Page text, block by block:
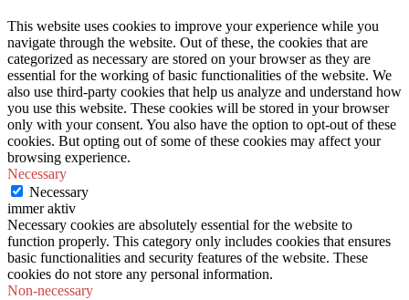
This website uses cookies to improve your experience while you
navigate through the website. Out of these, the cookies that are
categorized as necessary are stored on your browser as they are
essential for the working of basic functionalities of the website. We
also use third-party cookies that help us analyze and understand how
you use this website. These cookies will be stored in your browser
only with your consent. You also have the option to opt-out of these
cookies. But opting out of some of these cookies may affect your
browsing experience.
Necessary
Necessary
immer aktiv
Necessary cookies are absolutely essential for the website to
function properly. This category only includes cookies that ensures
basic functionalities and security features of the website. These
cookies do not store any personal information.
Non-necessary